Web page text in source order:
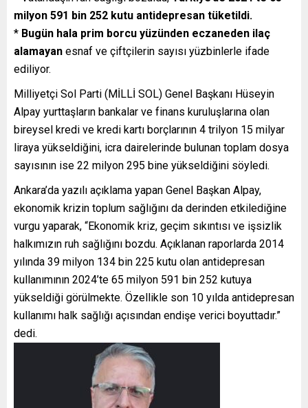
milyon 591 bin 252 kutu antidepresan tüketildi.
* Bugün hala prim borcu yüzünden eczaneden ilaç
alamayan esnaf ve çiftçilerin sayısı yüzbinlerle ifade
ediliyor.
Milliyetçi Sol Parti (MİLLİ SOL) Genel Başkanı Hüseyin
Alpay yurttaşların bankalar ve finans kuruluşlarına olan
bireysel kredi ve kredi kartı borçlarının 4 trilyon 15 milyar
liraya yükseldiğini, icra dairelerinde bulunan toplam dosya
sayısının ise 22 milyon 295 bine yükseldiğini söyledi.
Ankara’da yazılı açıklama yapan Genel Başkan Alpay,
ekonomik krizin toplum sağlığını da derinden etkilediğine
vurgu yaparak, “Ekonomik kriz, geçim sıkıntısı ve işsizlik
halkımızın ruh sağlığını bozdu. Açıklanan raporlarda 2014
yılında 39 milyon 134 bin 225 kutu olan antidepresan
kullanımının 2024’te 65 milyon 591 bin 252 kutuya
yükseldiği görülmekte. Özellikle son 10 yılda antidepresan
kullanımı halk sağlığı açısından endişe verici boyuttadır.”
dedi.